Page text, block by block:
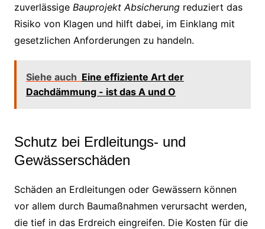
zuverlässige Bauprojekt Absicherungreduziert das
Risiko von Klagen und hilft dabei, im Einklang mit
gesetzlichen Anforderungen zu handeln.
Siehe auch Eine effiziente Art der
Dachdämmung - ist das A und O
Schutz bei Erdleitungs- und
Gewässerschäden
Schäden an Erdleitungen oder Gewässern können
vor allem durch Baumaßnahmen verursacht werden,
die tief in das Erdreich eingreifen. Die Kosten für die